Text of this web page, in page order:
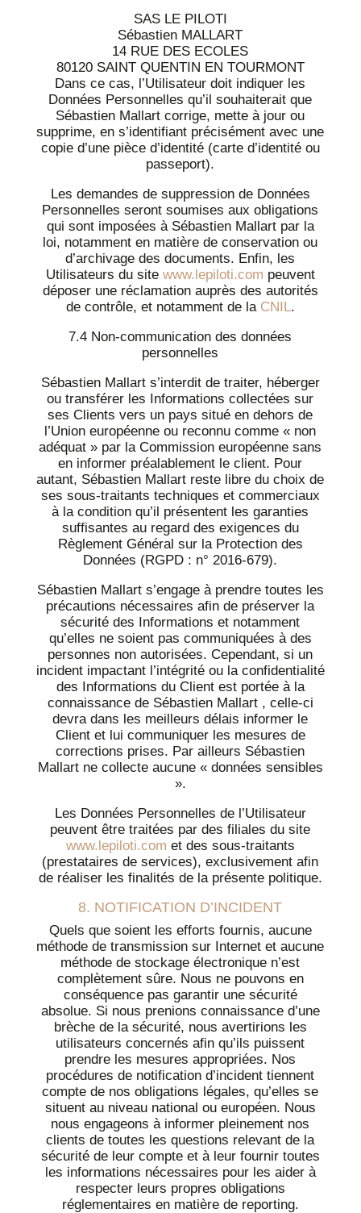
SAS LE PILOTI
Sébastien MALLART
14 RUE DES ECOLES
80120 SAINT QUENTIN EN TOURMONT
Dans ce cas, l’Utilisateur doit indiquer les
Données Personnelles qu’il souhaiterait que
Sébastien Mallart corrige, mette à jour ou
supprime, en s’identifiant précisément avec une
copie d’une pièce d’identité (carte d’identité ou
passeport).
Les demandes de suppression de Données
Personnelles seront soumises aux obligations
qui sont imposées à Sébastien Mallart par la
loi, notamment en matière de conservation ou
d’archivage des documents. Enfin, les
Utilisateurs du site www.lepiloti.com peuvent
déposer une réclamation auprès des autorités
de contrôle, et notamment de la CNIL.
7.4 Non-communication des données
personnelles
Sébastien Mallart s’interdit de traiter, héberger
ou transférer les Informations collectées sur
ses Clients vers un pays situé en dehors de
l’Union européenne ou reconnu comme « non
adéquat » par la Commission européenne sans
en informer préalablement le client. Pour
autant, Sébastien Mallart reste libre du choix de
ses sous-traitants techniques et commerciaux
à la condition qu’il présentent les garanties
suffisantes au regard des exigences du
Règlement Général sur la Protection des
Données (RGPD : n° 2016-679).
Sébastien Mallart s’engage à prendre toutes les
précautions nécessaires afin de préserver la
sécurité des Informations et notamment
qu’elles ne soient pas communiquées à des
personnes non autorisées. Cependant, si un
incident impactant l’intégrité ou la confidentialité
des Informations du Client est portée à la
connaissance de Sébastien Mallart , celle-ci
devra dans les meilleurs délais informer le
Client et lui communiquer les mesures de
corrections prises. Par ailleurs Sébastien
Mallart ne collecte aucune « données sensibles
».
Les Données Personnelles de l’Utilisateur
peuvent être traitées par des filiales du site
www.lepiloti.com et des sous-traitants
(prestataires de services), exclusivement afin
de réaliser les finalités de la présente politique.
8. NOTIFICATION D’INCIDENT
Quels que soient les efforts fournis, aucune
méthode de transmission sur Internet et aucune
méthode de stockage électronique n’est
complètement sûre. Nous ne pouvons en
conséquence pas garantir une sécurité
absolue. Si nous prenions connaissance d’une
brèche de la sécurité, nous avertirions les
utilisateurs concernés afin qu’ils puissent
prendre les mesures appropriées. Nos
procédures de notification d’incident tiennent
compte de nos obligations légales, qu’elles se
situent au niveau national ou européen. Nous
nous engageons à informer pleinement nos
clients de toutes les questions relevant de la
sécurité de leur compte et à leur fournir toutes
les informations nécessaires pour les aider à
respecter leurs propres obligations
réglementaires en matière de reporting.